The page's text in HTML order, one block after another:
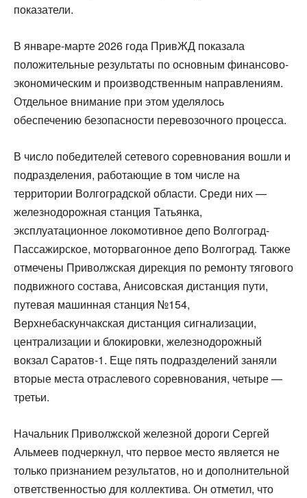
показатели.
В январе-марте 2026 года ПривЖД показала
положительные результаты по основным финансово-
экономическим и производственным направлениям.
Отдельное внимание при этом уделялось
обеспечению безопасности перевозочного процесса.
В число победителей сетевого соревнования вошли и
подразделения, работающие в том числе на
территории Волгоградской области. Среди них —
железнодорожная станция Татьянка,
эксплуатационное локомотивное депо Волгоград-
Пассажирское, моторвагонное депо Волгоград. Также
отмечены Приволжская дирекция по ремонту тягового
подвижного состава, Анисовская дистанция пути,
путевая машинная станция №154,
Верхнебаскунчакская дистанция сигнализации,
централизации и блокировки, железнодорожный
вокзал Саратов-1. Еще пять подразделений заняли
вторые места отраслевого соревнования, четыре —
третьи.
Начальник Приволжской железной дороги Сергей
Альмеев подчеркнул, что первое место является не
только признанием результатов, но и дополнительной
ответственностью для коллектива. Он отметил, что